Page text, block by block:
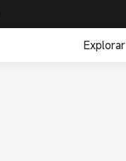
Explorar